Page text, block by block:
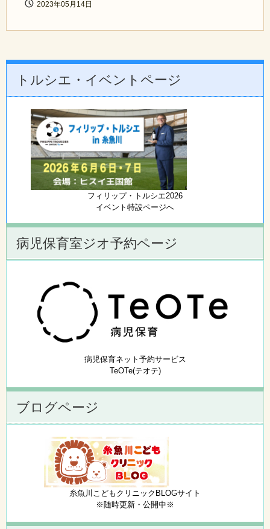
2023年05月14日
トルシエ・イベントページ
フィリップ・トルシエ2026
イベント特設ページへ
病児保育室ジオ予約ページ
病児保育ネット予約サービス
TeOTe(テオテ)
ブログページ
糸魚川こどもクリニックBLOGサイト
※随時更新・公開中※